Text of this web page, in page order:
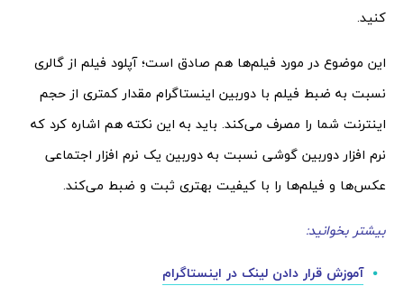
کنید.
این موضوع در مورد فیلم‌ها هم صادق است؛ آپلود فیلم از گالری
نسبت به ضبط فیلم با دوربین اینستاگرام مقدار کمتری از حجم
اینترنت شما را مصرف می‌کند. باید به این نکته هم اشاره کرد که
نرم افزار دوربین گوشی نسبت به دوربین یک نرم افزار اجتماعی
عکس‌ها و فیلم‌ها را با کیفیت بهتری ثبت و ضبط می‌کند.
بیشتر بخوانید:
آموزش قرار دادن لینک در اینستاگرام